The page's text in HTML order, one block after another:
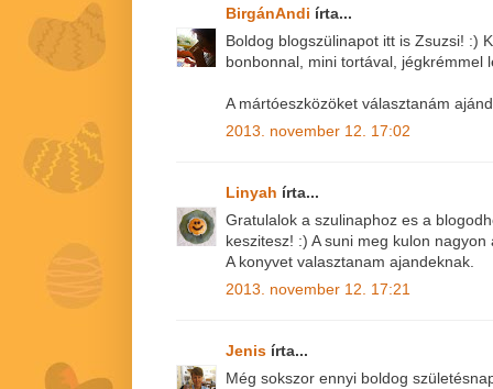
BirgánAndi írta...
Boldog blogszülinapot itt is Zsuzsi! :)
bonbonnal, mini tortával, jégkrémmel
A mártóeszközöket választanám
2013. november 12. 17:02
Linyah írta...
Gratulalok a szulinaphoz es a
keszitesz! :) A suni meg kulon nagyon
A konyvet valasztanam ajandeknak.
2013. november 12. 17:21
Jenis írta...
Még sokszor ennyi boldog